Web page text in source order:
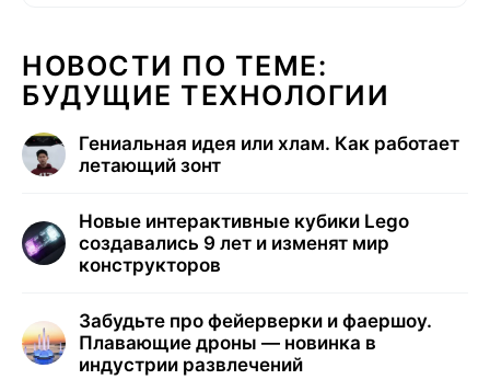
НОВОСТИ ПО ТЕМЕ:
БУДУЩИЕ ТЕХНОЛОГИИ
Гениальная идея или хлам. Как работает
летающий зонт
Новые интерактивные кубики Lego
создавались 9 лет и изменят мир
конструкторов
Забудьте про фейерверки и фаершоу.
Плавающие дроны — новинка в
индустрии развлечений